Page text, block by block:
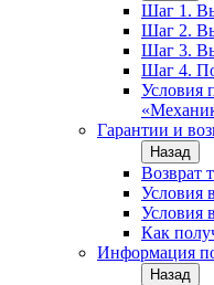
Шаг 1.
Шаг 2.
Шаг 3.
Шаг 4.
Условия
Гарантии и
Назад
Возврат
Условия
Условия
Как
Информация
Назад